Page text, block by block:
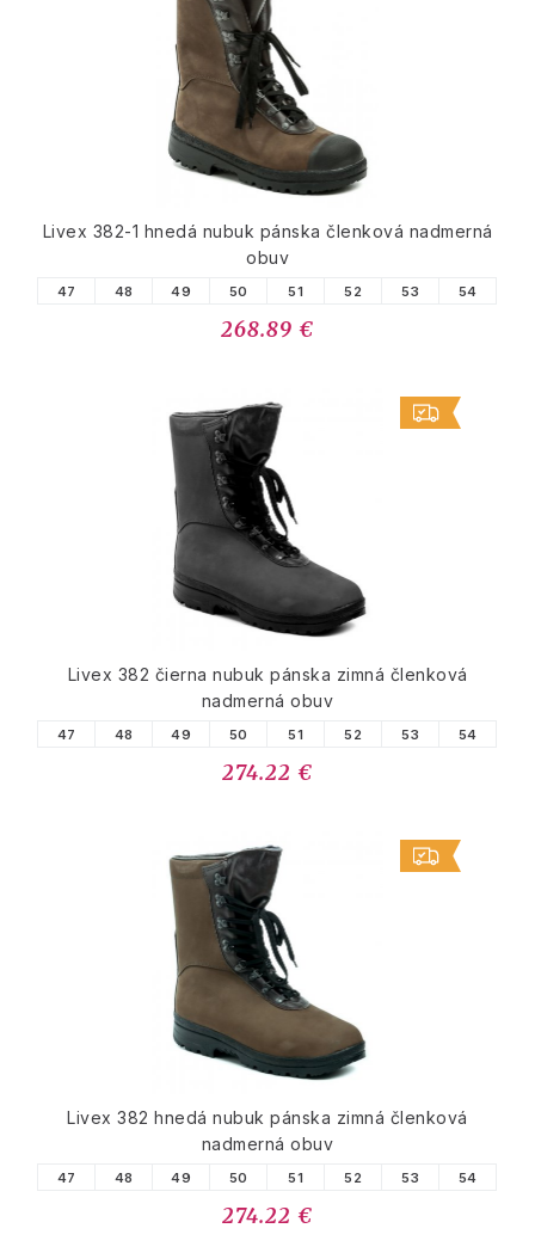
Livex 382-1 hnedá nubuk pánska členková nadmerná
obuv
47 48 49 50 51 52 53 54
268.89 €
Livex 382 čierna nubuk pánska zimná členková
nadmerná obuv
47 48 49 50 51 52 53 54
274.22 €
Livex 382 hnedá nubuk pánska zimná členková
nadmerná obuv
47 48 49 50 51 52 53 54
274.22 €